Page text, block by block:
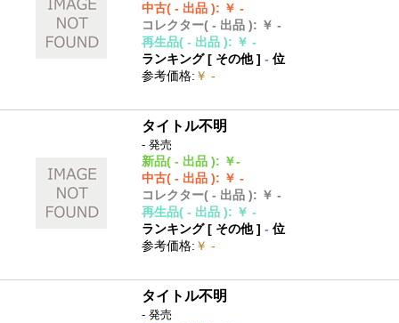
中古( - 出品 ): ￥ -
コレクター( - 出品 ): ￥ -
再生品( - 出品 ): ￥ -
ランキング [ その他]- 位
参考価格: ￥ -
タイトル不明
- 発売
新品( - 出品 ): ￥-
中古( - 出品 ): ￥ -
コレクター( - 出品 ): ￥ -
再生品( - 出品 ): ￥ -
ランキング [ その他]- 位
参考価格: ￥ -
タイトル不明
- 発売